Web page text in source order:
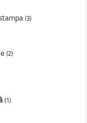
(3)
(2)
(1)